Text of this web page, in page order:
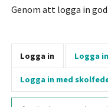
Genom att logga in
Logga in Logga
Logga in med
Användarnamn